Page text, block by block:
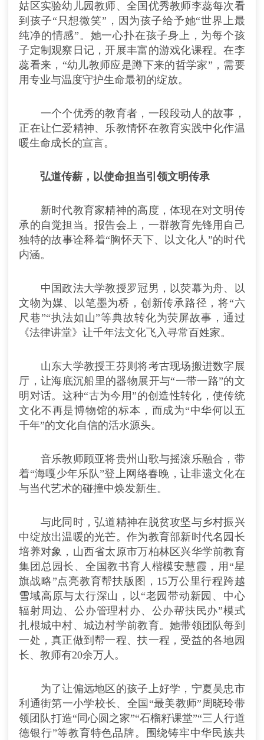
姑区实验幼儿园教师、全国优秀教师李蕊每次看
到孩子“只想微笑”，因为孩子给予她“世界上最
纯净的情感”。她一心扑在孩子身上，为每个孩
子定制观察日记，开展丰富的游戏化课程。在李
蕊看来，“幼儿教师应是蹲下来的哲学家”，需要
用专业与温度守护生命最初的绽放。
一个个优秀的教育者，一段段动人的故事，
正在让仁爱精神、乐教情怀在教育实践中化作温
暖生命成长的宣言。
弘道传薪，以使命担当引领文明传承
新时代教育家精神的高度，体现在对文明传
承的自觉担当。报告会上，一群教育先锋用自己
独特的故事诠释着“胸怀天下、以文化人”的时代
内涵。
中国政法大学教授罗冠男，以荧幕为舟、以
文物为媒、以笔墨为桥，创新传承路径，将“六
尺巷”“执法如山”等典故转化为荧屏故事，通过
《法律讲堂》让千年法文化飞入寻常百姓家。
山东大学教授王芬则将考古现场搬进数字展
厅，让海底沉船里的器物展开与“一带一路”的文
明对话。这种“古为今用”的创造性转化，使传统
文化不再是博物馆的标本，而成为“中华何以五
千年”的文化自信的活水源头。
音乐教师顾亚将贵州山歌与摇滚乐融合，带
着“海嘎少年乐队”登上网络春晚，让非遗文化在
与当代艺术的碰撞中焕发新生。
与此同时，弘道精神在脱贫攻坚与乡村振兴
中绽放出温暖的光芒。作为教育部新时代名园长
培养对象，山西省太原市万柏林区兴华学前教育
集团总园长、全国教书育人楷模安慧霞，用“星
旗战略”点亮教育帮扶版图，15万公里行程跨越
雪域高原与太行深山，以“老园带动新园、中心
辐射周边、公办管理村办、公办帮扶民办”模式
扎根城中村、城边村学前教育。她带领团队每到
一处，真正做到帮一程、扶一程，受益的各地园
长、教师有20余万人。
为了让偏远地区的孩子上好学，宁夏吴忠市
利通街第一小学校长、全国“最美教师”周晓玲带
领团队打造“同心圆之家”“石榴籽课堂”“三人行道
德银行”等教育特色品牌。围绕铸牢中华民族共